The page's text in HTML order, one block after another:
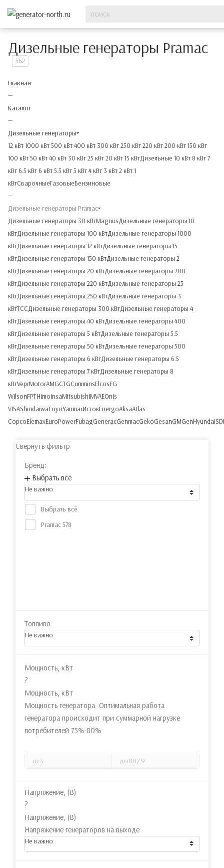
Дизельные генераторы Pramac
562
Главная
—
Каталог
—
Дизельные генераторы
12 кВт1000 кВт500 кВт400 кВт 300 кВт250 кВт220 кВт200 кВт150 кВт
100 кВт50 кВт40 кВт 30 кВт25 кВт20 кВт15 кВтДизельные 10 кВт 8 кВт7
кВт 6.5 кВт 6 кВт5.5 кВт5 кВт4 кВт 3 кВт2 кВт1
кВтСварочныеГазовыеБензиновые
—
Дизельные генераторы Pramac
Дизельные генераторы 30 кВтMagnusДизельные генераторы 10
кВтДизельные генераторы 100 кВтДизельные генераторы 1000
кВтДизельные генераторы 12 кВтДизельные генераторы 15
кВтДизельные генераторы 150 кВтДизельные генераторы 2
кВтДизельные генераторы 20 кВтДизельные генераторы 200
кВтДизельные генераторы 220 кВтДизельные генераторы 25
кВтДизельные генераторы 250 кВтДизельные генераторы 3
кВтТССДизельные генераторы 300 кВтДизельные генераторы 4
кВтДизельные генераторы 40 кВтДизельные генераторы 400
кВтДизельные генераторы 5 кВтДизельные генераторы 5.5
кВтДизельные генераторы 50 кВтДизельные генераторы 500
кВтДизельные генераторы 6 кВтДизельные генераторы 6.5
кВтДизельные генераторы 7 кВтДизельные генераторы 8
кВтVeprMotorAMGCTGCumminsElcosFG
WilsonFPTHimoinsaMitsubishiMVAEOnis
VISAShindaiwaToyoYanmarИстокEnergoAksaAtlas
CopcoElemaxEuroPowerFubagGeneracGenmacGekoGesanGMGenHyundai
Свернуть фильтр
Бренд:
Выбрать всё
Не важно
Выбрать всё
Pramac578
Топливо
Не важно
Мощность, кВт
?
Мощность, кВт
Мощность генератора. Оптимальная работа
генератора происходит при суммарной нагрузке
потребителей 75%-80%
Напряжение, (В)
?
Напряжение, (В)
Напряжение генераторов на выходе
Не важно